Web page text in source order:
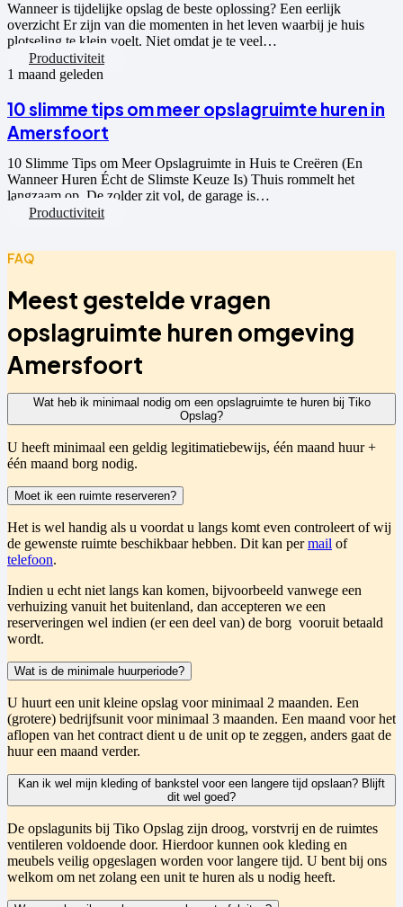
Wanneer is tijdelijke opslag de beste oplossing? Een eerlijk
overzicht Er zijn van die momenten in het leven waarbij je huis
plotseling te klein voelt. Niet omdat je te veel…
Productiviteit
1 maand geleden
10 slimme tips om meer opslagruimte huren in
Amersfoort
10 Slimme Tips om Meer Opslagruimte in Huis te Creëren (En
Wanneer Huren Écht de Slimste Keuze Is) Thuis rommelt het
langzaam op. De zolder zit vol, de garage is…
Productiviteit
FAQ
Meest gestelde vragen
opslagruimte huren omgeving
Amersfoort
Wat heb ik minimaal nodig om een opslagruimte te huren bij Tiko
Opslag?
U heeft minimaal een geldig legitimatiebewijs, één maand huur +
één maand borg nodig.
Moet ik een ruimte reserveren?
Het is wel handig als u voordat u langs komt even controleert of wij
de gewenste ruimte beschikbaar hebben. Dit kan permail of
telefoon.
Indien u echt niet langs kan komen, bijvoorbeeld vanwege een
verhuizing vanuit het buitenland, dan accepteren we een
reserveringen wel indien (er een deel van) de borg vooruit betaald
wordt.
Wat is de minimale huurperiode?
U huurt een unit kleine opslag voor minimaal 2 maanden. Een
(grotere) bedrijfsunit voor minimaal 3 maanden. Een maand voor het
aflopen van het contract dient u de unit op te zeggen, anders gaat de
huur een maand verder.
Kan ik wel mijn kleding of bankstel voor een langere tijd opslaan? Blijft
dit wel goed?
De opslagunits bij Tiko Opslag zijn droog, vorstvrij en de ruimtes
ventileren voldoende door. Hierdoor kunnen ook kleding en
meubels veilig opgeslagen worden voor langere tijd. U bent bij ons
welkom om net zolang een unit te huren als u nodig heeft.